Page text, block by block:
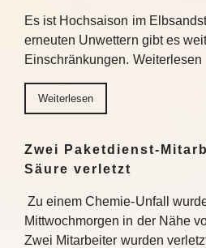
Es ist Hochsaison im
erneuten Unwettern gibt es
Einschränkungen. Weiterlesen
Weiterlesen
Zwei Paketdienst-
Säure verletzt
Zu einem Chemie-Unfall
Mittwochmorgen in der Nähe
Zwei Mitarbeiter wurden